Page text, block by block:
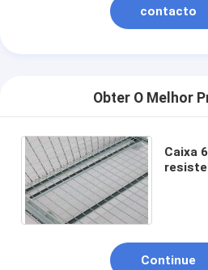
contacto
Obter O Melhor
Caixa
Continue